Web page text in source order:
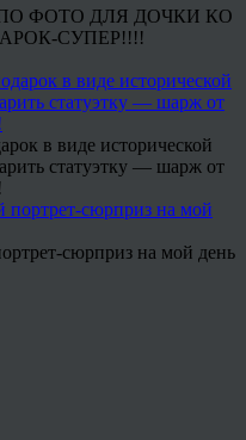
ФОТО ДЛЯ ДОЧКИ КО
СУПЕР!!!!
в виде исторической
статуэтку — шарж от
сюрприз на мой день